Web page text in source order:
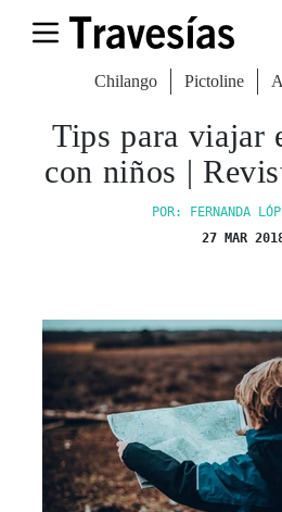
Chilango Pictoline
Tips para viajar
con niños |
POR: FERNANDA
27 MAR